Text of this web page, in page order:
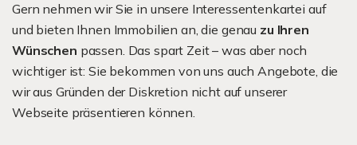
Gern nehmen wir Sie in unsere Interessentenkartei auf
und bieten Ihnen Immobilien an, die genau zu Ihren
Wünschen passen. Das spart Zeit – was aber noch
wichtiger ist: Sie bekommen von uns auch Angebote, die
wir aus Gründen der Diskretion nicht auf unserer
Webseite präsentieren können.